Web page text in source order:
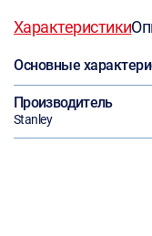
Характеристики
Основные
Производитель
Stanley